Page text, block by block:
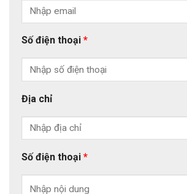
Số điện thoại *
Địa chỉ
Số điện thoại *